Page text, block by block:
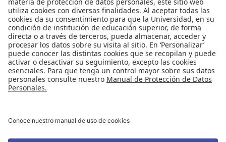
Preguntas frecuentes
Capacitación
Directrices
Entretenimiento
Compra de libros y material audiovisual